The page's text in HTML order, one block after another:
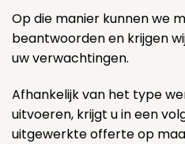
Op die manier kunnen we
beantwoorden en krijgen
uw verwachtingen.
Afhankelijk van het type
uitvoeren, krijgt u in een
uitgewerkte offerte op